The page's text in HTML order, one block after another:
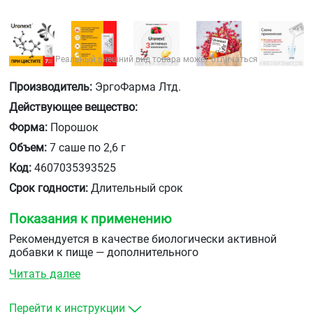
Реальный внешний вид товара может отличаться
Производитель: ЭргоФарма Лтд.
Действующее вещество:
Форма: Порошок
Объем: 7 саше по 2,6 г
Код: 4607035393525
Срок годности: Длительный срок
Показания к применению
Рекомендуется в качестве биологически активной
добавки к пище — дополнительного
источника витамина D3 (в 1 саше 500 МЕ). Для защиты
Читать далее
Перейти к инструкции